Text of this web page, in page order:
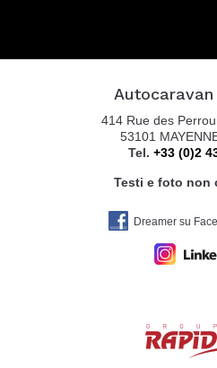
AUTOCARAVAN GUGLIELMI
VIA COLOMBARON, 6
36045 LONIGO VI
Tel. +39 0444 831598
BELTRANI CARAVAN
Tel. 0039051943327
414 Rue des
53101
Tel. +33 (0)2
Testi e foto non
Dreamer su